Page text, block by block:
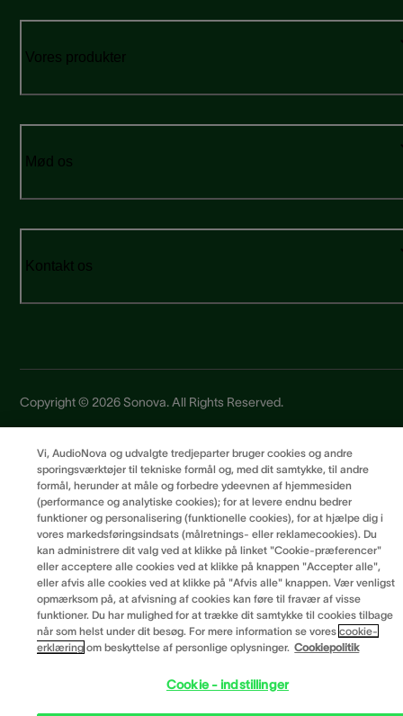
Vores produkter
Mød os
Kontakt os
Copyright © 2026 Sonova. All Rights Reserved.
Privatlivspolitik
Brugervilkår
Leverandørprincipper
Cookiepræferencer
Vi, AudioNova og udvalgte tredjeparter bruger cookies og andre
sporingsværktøjer til tekniske formål og, med dit samtykke, til andre
formål, herunder at måle og forbedre ydeevnen af hjemmesiden
(performance og analytiske cookies); for at levere endnu bedrer
funktioner og personalisering (funktionelle cookies), for at hjælpe dig i
vores markedsføringsindsats (målretnings- eller reklamecookies). Du
kan administrere dit valg ved at klikke på linket "Cookie-præferencer"
eller acceptere alle cookies ved at klikke på knappen "Accepter alle",
eller afvis alle cookies ved at klikke på "Afvis alle" knappen. Vær venligst
opmærksom på, at afvisning af cookies kan føre til fravær af visse
funktioner. Du har mulighed for at trække dit samtykke til cookies tilbage
når som helst under dit besøg. For mere information se vorescookie-
erklæring om beskyttelse af personlige oplysninger. Cookiepolitik
Cookie - indstillinger